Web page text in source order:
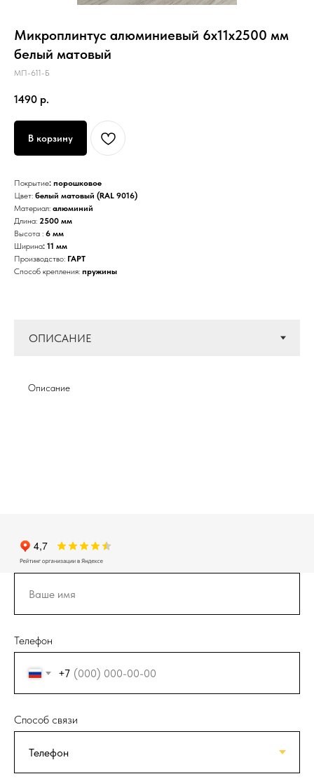
Микроплинтус алюминиевый 6х11х2500 мм
белый матовый
МП-611-Б
1490 р.
В корзину
Покрытие: порошковое
Цвет: белый матовый (RAL 9016)
Материал: алюминий
Длина: 2500 мм
Высота : 6 мм
Ширина: 11 мм
Производство: ГАРТ
Способ крепления: пружины
Описание
Телефон
+7
Способ связи